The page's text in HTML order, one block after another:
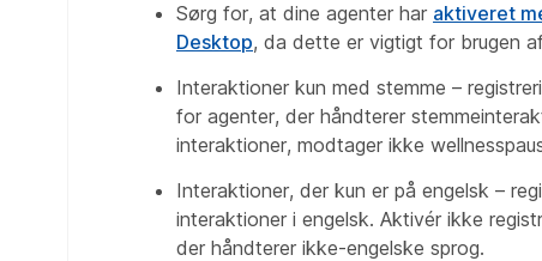
Sørg for, at dine agenter har aktiveret
Desktop, da dette er vigtigt for brugen
Interaktioner kun med stemme –
for agenter, der håndterer
interaktioner, modtager ikke
Interaktioner, der kun er på engelsk –
interaktioner i engelsk. Aktivér ikke
der håndterer ikke-engelske sprog.